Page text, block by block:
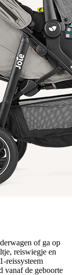
of ga op
reiswiegje en
reissysteem
vanaf de geboorte